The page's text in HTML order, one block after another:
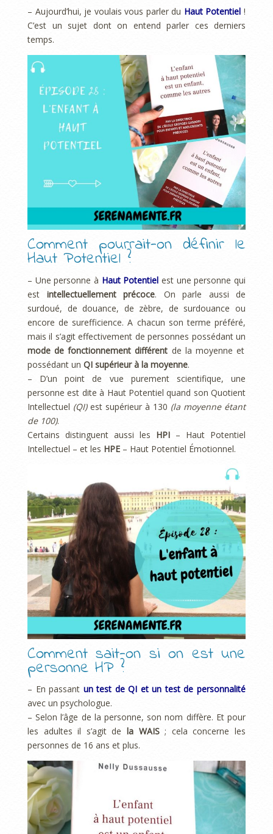
– Aujourd’hui, je voulais vous parler du Haut Potentiel !
C’est un sujet dont on entend parler ces derniers
temps.
Comment pourrait-on définir le
Haut Potentiel ?
– Une personne à Haut Potentiel est une personne qui
est intellectuellement précoce. On parle aussi de
surdoué, de douance, de zèbre, de surdouance ou
encore de surefficience. A chacun son terme préféré,
mais il s’agit effectivement de personnes possédant un
mode de fonctionnement différent de la moyenne et
possédant un QI supérieur à la moyenne.
– D’un point de vue purement scientifique, une
personne est dite à Haut Potentiel quand son Quotient
Intellectuel (QI)est supérieur à 130 (la moyenne étant
de 100).
Certains distinguent aussi les HPI – Haut Potentiel
Intellectuel – et les HPE – Haut Potentiel Émotionnel.
Comment sait-on si on est une
personne HP ?
– En passant un test de QI et un test de personnalité
avec un psychologue.
– Selon l’âge de la personne, son nom diffère. Et pour
les adultes il s’agit de la WAIS; cela concerne les
personnes de 16 ans et plus.